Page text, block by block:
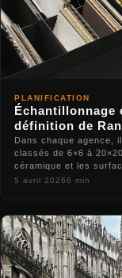
PLANIFICATION
Échantillonnage
définition de
Dans chaque agence,
classés de 6×6 à
céramique et les
5 avril 20266 min